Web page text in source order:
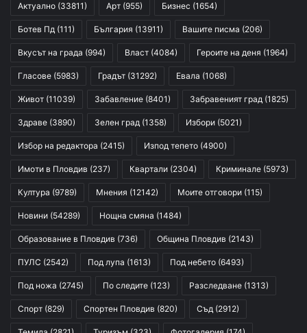
Актуално (33811) Арт (955) Бизнес (1654)
Ботев Пд (111) България (13911) Вашите писма (206)
Вкусът на града (994) Власт (4084) Героите на деня (1964)
Гласове (5983) Градът (31292) Евала (1068)
Живот (11039) Забавление (8401) Забравеният град (1825)
Здраве (3890) Зелен град (1358) Избори (5021)
Избор на редактора (2415) Изпод тепето (4900)
Имоти в Пловдив (237) Квартали (2304) Криминале (5973)
Култура (9789) Мнения (12142) Моите отговори (115)
Новини (54289) Нощна смяна (1484)
Образование в Пловдив (736) Община Пловдив (2143)
ПУЛС (2542) Под лупа (1613) Под небето (6493)
Под ножа (2745) По следите (123) Разследване (1313)
Спорт (829) Спортен Пловдив (820) Съд (2912)